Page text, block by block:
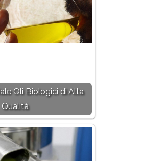
Oli Biologici di Alta
Qualità